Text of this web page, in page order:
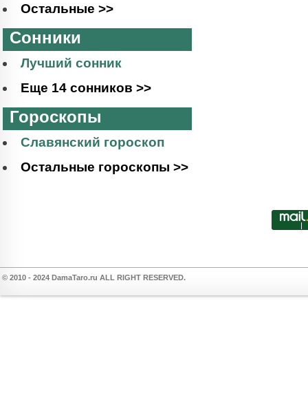
Остальные >>
Сонники
Лучший сонник
Еще 14 сонников >>
Гороскопы
Славянский гороскоп
Остальные гороскопы >>
© 2010 - 2024 DamaTaro.ru ALL RIGHT RESERVED.